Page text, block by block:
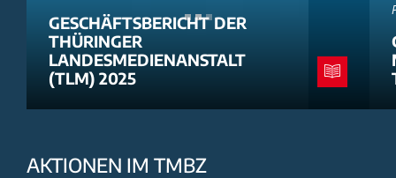
GESCHÄFTSBERICHT DER
THÜRINGER
LANDESMEDIENANSTALT
(TLM) 2025
AKTIONEN IM TMBZ